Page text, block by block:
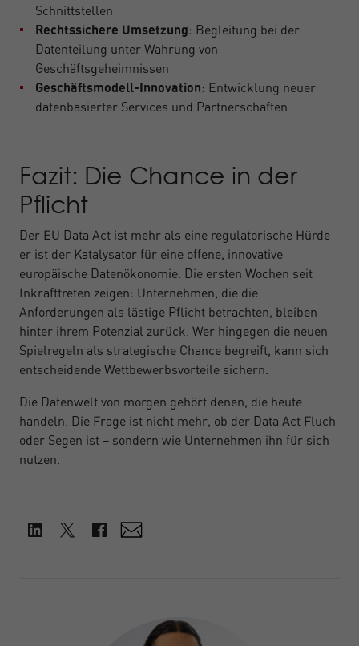
Schnittstellen
Rechtssichere Umsetzung: Begleitung bei der
Datenteilung unter Wahrung von
Geschäftsgeheimnissen
Geschäftsmodell-Innovation: Entwicklung neuer
datenbasierter Services und Partnerschaften
Fazit: Die Chance in der
Pflicht
Der EU Data Act ist mehr als eine regulatorische Hürde –
er ist der Katalysator für eine offene, innovative
europäische Datenökonomie. Die ersten Wochen seit
Inkrafttreten zeigen: Unternehmen, die die
Anforderungen als lästige Pflicht betrachten, bleiben
hinter ihrem Potenzial zurück. Wer hingegen die neuen
Spielregeln als strategische Chance begreift, kann sich
entscheidende Wettbewerbsvorteile sichern.
Die Datenwelt von morgen gehört denen, die heute
handeln. Die Frage ist nicht mehr, ob der Data Act Fluch
oder Segen ist – sondern wie Unternehmen ihn für sich
nutzen.